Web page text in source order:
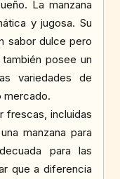
La manzana
y jugosa. Su
sabor dulce pero
posee un
variedades de
mercado.
frescas, incluidas
manzana para
para las
que a diferencia